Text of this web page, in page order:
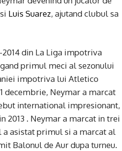
Luis Suarez, ajutand clubul sa
2014 din La Liga impotriva
primul meci al sezonului
impotriva lui Atletico
decembrie, Neymar a marcat
international impresionant,
2013 . Neymar a marcat in trei
a asistat primul si a marcat al
Balonul de Aur dupa turneu.